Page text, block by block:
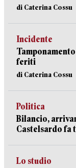
di Caterina Cossu
Incidente
feriti
di Caterina Cossu
Politica
Bilancio,
Castelsardo fa
Lo studio